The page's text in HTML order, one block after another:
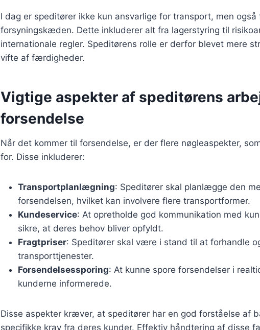
I dag er speditører ikke kun ansvarlige for transport, men
forsyningskæden. Dette inkluderer alt fra lagerstyring til
internationale regler. Speditørens rolle er derfor blevet mere
vifte af færdigheder.
Vigtige aspekter af speditørens
forsendelse
Når det kommer til forsendelse, er der flere nøgleaspekter,
for. Disse inkluderer:
Transportplanlægning: Speditører skal planlægge den
forsendelsen, hvilket kan involvere flere transportformer.
Kundeservice: At opretholde god kommunikation med
sikre, at deres behov bliver opfyldt.
Fragtpriser: Speditører skal være i stand til at forhandle
transporttjenester.
Forsendelsessporing: At kunne spore forsendelser i
kunderne informerede.
Disse aspekter kræver, at speditører har en god forståelse af
specifikke krav fra deres kunder. Effektiv håndtering af disse